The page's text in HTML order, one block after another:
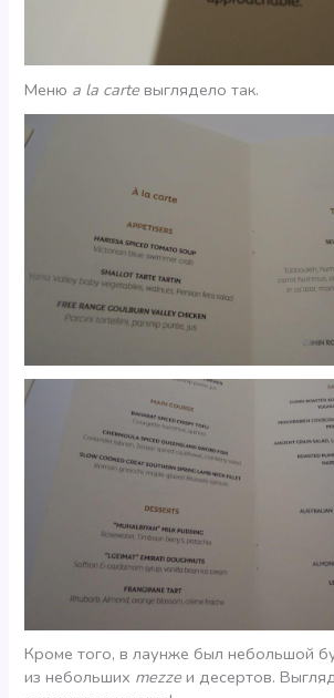
Меню a la carte выглядело так.
Кроме того, в лаунже был небольшой
из небольших mezze и десертов.